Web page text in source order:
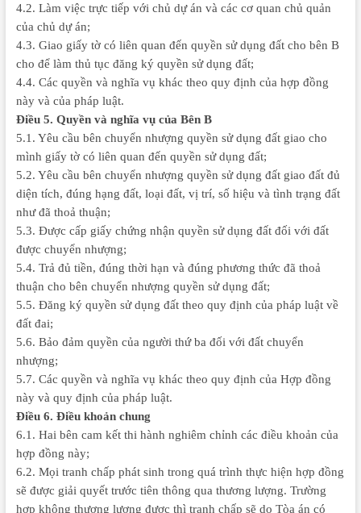
4.2. Làm việc trực tiếp với chủ dự án và các cơ quan chủ quản
của chủ dự án;
4.3. Giao giấy tờ có liên quan đến quyền sử dụng đất cho bên B
cho để làm thủ tục đăng ký quyền sử dụng đất;
4.4. Các quyền và nghĩa vụ khác theo quy định của hợp đồng
này và của pháp luật.
Điều 5. Quyền và nghĩa vụ của Bên B
5.1. Yêu cầu bên chuyển nhượng quyền sử dụng đất giao cho
mình giấy tờ có liên quan đến quyền sử dụng đất;
5.2. Yêu cầu bên chuyển nhượng quyền sử dụng đất giao đất đủ
diện tích, đúng hạng đất, loại đất, vị trí, số hiệu và tình trạng đất
như đã thoả thuận;
5.3. Được cấp giấy chứng nhận quyền sử dụng đất đối với đất
được chuyển nhượng;
5.4. Trả đủ tiền, đúng thời hạn và đúng phương thức đã thoả
thuận cho bên chuyển nhượng quyền sử dụng đất;
5.5. Đăng ký quyền sử dụng đất theo quy định của pháp luật về
đất đai;
5.6. Bảo đảm quyền của người thứ ba đối với đất chuyển
nhượng;
5.7. Các quyền và nghĩa vụ khác theo quy định của Hợp đồng
này và quy định của pháp luật.
Điều 6. Điều khoản chung
6.1. Hai bên cam kết thi hành nghiêm chỉnh các điều khoản của
hợp đồng này;
6.2. Mọi tranh chấp phát sinh trong quá trình thực hiện hợp đồng
sẽ được giải quyết trước tiên thông qua thương lượng. Trường
hợp không thương lượng được thì tranh chấp sẽ do Tòa án có